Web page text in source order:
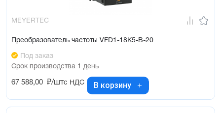
MEYERTEC
Преобразователь частоты VFD1-18K5-B-20
Под заказ
Срок производства 1 день
67 588,00 ₽/штс НДС В корзину